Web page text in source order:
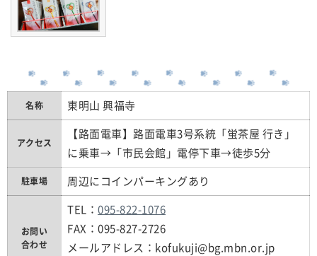
名称 東明山 興福寺
アクセス
【路面電車】路面電車3号系統「蛍茶屋 行き」
に乗車→「市民会館」電停下車→徒歩5分
駐車場 周辺にコインパーキングあり
お問い
合わせ
TEL： 095-822-1076
FAX：095-827-2726
メールアドレス：kofukuji@bg.mbn.or.jp